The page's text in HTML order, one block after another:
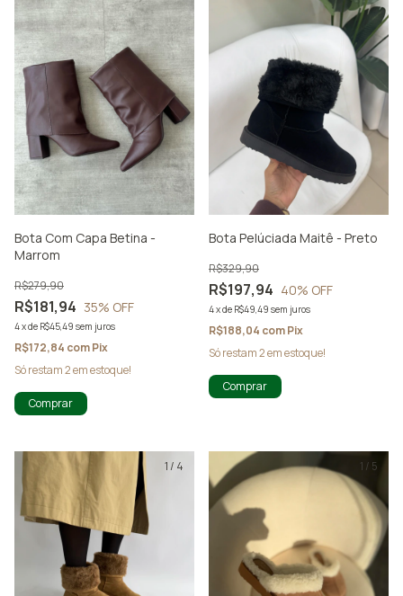
Bota Com Capa Betina -
Marrom
R$181,94
R$279,90
35% OFF
4xde R$45,49 sem juros
R$172,84 comPix
Só restam2em estoque!
Comprar
Bota Pelúciada Maitê - Preto
R$197,94
R$329,90
40% OFF
4xde R$49,49 sem juros
R$188,04 comPix
Só restam2em estoque!
Comprar
1/ 4 1 / 5